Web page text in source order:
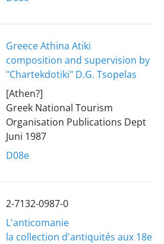
Greece Athina Atiki
composition and supervision by
"Chartekdotiki" D.G. Tsopelas
[Athen?]
Greek National Tourism
Organisation Publications Dept
Juni 1987
D08e
2-7132-0987-0
L'anticomanie
la collection d'antiquités aux 18e